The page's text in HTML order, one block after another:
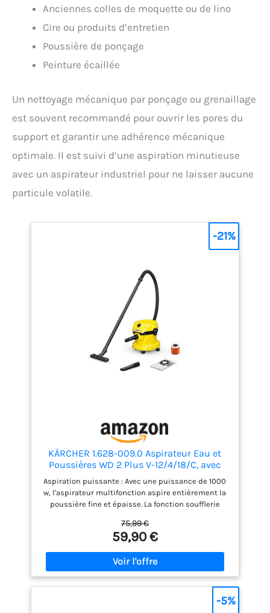
Anciennes colles de moquette ou de lino
Cire ou produits d’entretien
Poussière de ponçage
Peinture écaillée
Un nettoyage mécanique par ponçage ou grenaillage
est souvent recommandé pour ouvrir les pores du
support et garantir une adhérence mécanique
optimale. Il est suivi d’une aspiration minutieuse
avec un aspirateur industriel pour ne laisser aucune
particule volatile.
KÄRCHER 1.628-009.0 Aspirateur Eau et
Poussières WD 2 Plus V-12/4/18/C, avec
Filtre Cartouche, Sachet Filtre Ouate, 1000
W, Cuve PVC : 12 l, Tube d'Aspiration : 1,8 m,
Suceur Sol/Fentes, Jaune
Aspiration puissante : Avec une puissance de 1000
w, l'aspirateur multifonction aspire entièrement la
poussière fine et épaisse. La fonction soufflerie
cartouche : Grce au filtre cartouche, le wd 2 plus v-
12418c peut aspirer aussi bien la poussière humide
que sèche sans avoir à changer le filtre entre les
deux Design pratique : L'aspirateur wd 2 plus
dispose d'une cuve en pvc de 12 litres, d'un flexible
d'aspiration de 1, 8 mètre et de possibilités de
flexible Utilisation : L'aspirateur eau et poussière
75,99 €
59,90 €
-21%
-5%